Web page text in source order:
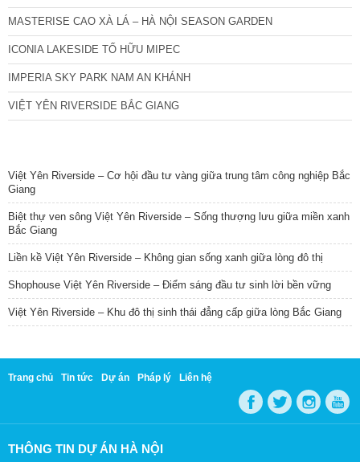
MASTERISE CAO XÀ LÁ – HÀ NỘI SEASON GARDEN
ICONIA LAKESIDE TỐ HỮU MIPEC
IMPERIA SKY PARK NAM AN KHÁNH
VIỆT YÊN RIVERSIDE BẮC GIANG
Việt Yên Riverside – Cơ hội đầu tư vàng giữa trung tâm công nghiệp Bắc
Giang
Biệt thự ven sông Việt Yên Riverside – Sống thượng lưu giữa miền xanh
Bắc Giang
Liền kề Việt Yên Riverside – Không gian sống xanh giữa lòng đô thị
Shophouse Việt Yên Riverside – Điểm sáng đầu tư sinh lời bền vững
Việt Yên Riverside – Khu đô thị sinh thái đẳng cấp giữa lòng Bắc Giang
Trang chủ Tin tức Dự án Pháp lý Liên hệ
THÔNG TIN DỰ ÁN HÀ NỘI